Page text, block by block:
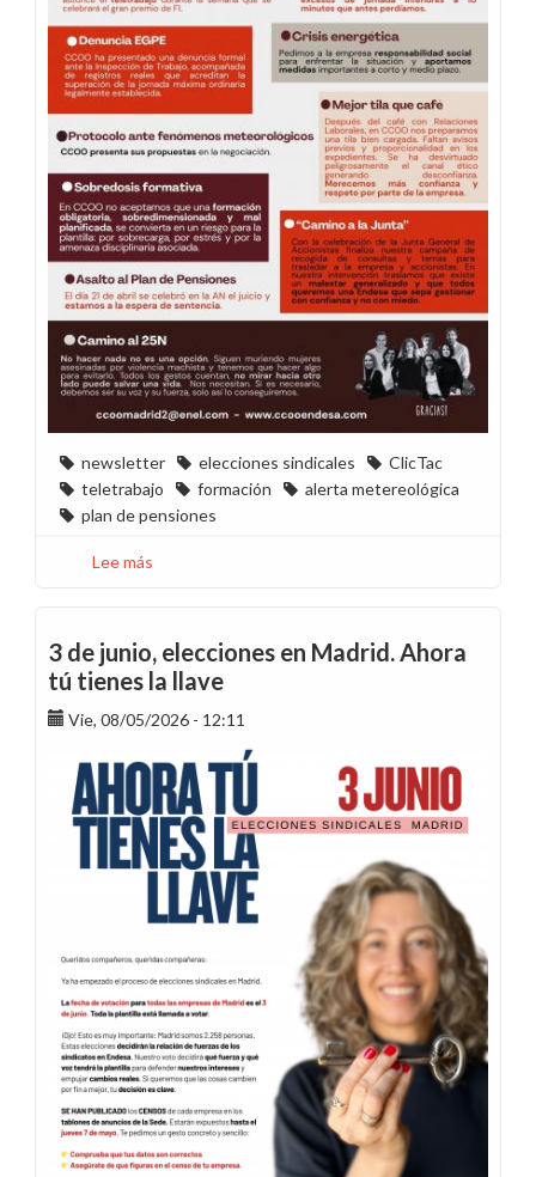
newsletter elecciones sindicales
ClicTac
teletrabajo
formación
alerta metereológica
plan de pensiones
Lee más
movimiento
-
Abril
2026
3 de junio, elecciones en Madrid. Ahora
tú tienes la llave
Vie, 08/05/2026 - 12:11